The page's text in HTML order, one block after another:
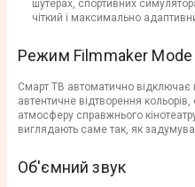
шутерах, спортивних
чіткий і максимально
Режим Filmmaker Mode
Смарт ТВ автоматично відключає
автентичне відтворення кольорів,
атмосферу справжнього
виглядають саме так, як
Об'ємний звук